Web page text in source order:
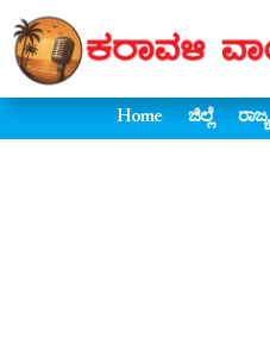
Home ಜಿಲ್ಲೆ ರಾಜ್ಯ